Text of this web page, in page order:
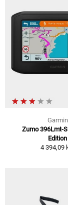
Garmin
Zumo 396Lmt-
Edition
4 394,09